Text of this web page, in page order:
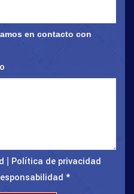
en contacto con
Política de privacidad
*